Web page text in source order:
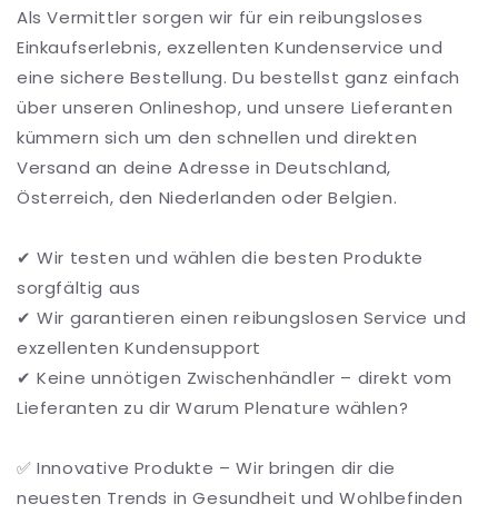
Als Vermittler sorgen wir für ein reibungsloses
Einkaufserlebnis, exzellenten Kundenservice und
eine sichere Bestellung. Du bestellst ganz einfach
über unseren Onlineshop, und unsere Lieferanten
kümmern sich um den schnellen und direkten
Versand an deine Adresse in Deutschland,
Österreich, den Niederlanden oder Belgien.
✔ Wir testen und wählen die besten Produkte
sorgfältig aus
✔ Wir garantieren einen reibungslosen Service und
exzellenten Kundensupport
✔ Keine unnötigen Zwischenhändler – direkt vom
Lieferanten zu dir Warum Plenature wählen?
✅ Innovative Produkte – Wir bringen dir die
neuesten Trends in Gesundheit und Wohlbefinden